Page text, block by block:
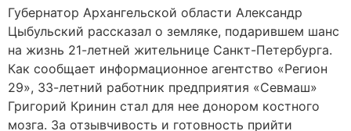
Губернатор Архангельской области Александр
Цыбульский рассказал о земляке, подарившем шанс
на жизнь 21-летней жительнице Санкт-Петербурга.
Как сообщает информационное агентство «Регион
29», 33-летний работник предприятия «Севмаш»
Григорий Кринин стал для нее донором костного
мозга. За отзывчивость и готовность прийти